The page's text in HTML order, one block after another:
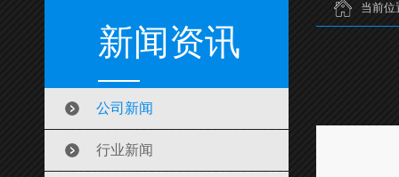
新闻资讯
公司新闻
行业新闻
当前位